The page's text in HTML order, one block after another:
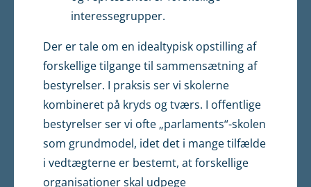
interessegrupper.
Der er tale om en idealtypisk opstilling af
forskellige tilgange til sammensætning af
bestyrel­ser. I praksis ser vi skolerne
kombineret på kryds og tværs. I offentlige
bestyrelser ser vi ofte „parlaments“-skolen
som grundmodel, idet det i mange tilfælde
i vedtægterne er bestemt, at for­skellige
organisationer skal udpege